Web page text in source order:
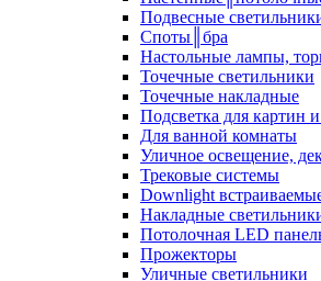
Подвесные
Споты║бра
Настольные лампы,
Точечные светильники
Точечные накладные
Подсветка для картин и
Для ванной комнаты
Уличное освещение,
Трековые системы
Downlight
Накладные
Потолочная LED
Прожекторы
Уличные светильники